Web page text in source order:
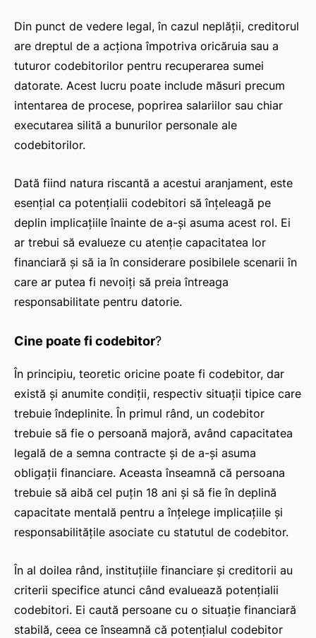
Din punct de vedere legal, în cazul neplății, creditorul
are dreptul de a acționa împotriva oricăruia sau a
tuturor codebitorilor pentru recuperarea sumei
datorate. Acest lucru poate include măsuri precum
intentarea de procese, poprirea salariilor sau chiar
executarea silită a bunurilor personale ale
codebitorilor.
Dată fiind natura riscantă a acestui aranjament, este
esențial ca potențialii codebitori să înțeleagă pe
deplin implicațiile înainte de a-și asuma acest rol. Ei
ar trebui să evalueze cu atenție capacitatea lor
financiară și să ia în considerare posibilele scenarii în
care ar putea fi nevoiți să preia întreaga
responsabilitate pentru datorie.
Cine poate fi codebitor?
În principiu, teoretic oricine poate fi codebitor, dar
există și anumite condiții, respectiv situații tipice care
trebuie îndeplinite. În primul rând, un codebitor
trebuie să fie o persoană majoră, având capacitatea
legală de a semna contracte și de a-și asuma
obligații financiare. Aceasta înseamnă că persoana
trebuie să aibă cel puțin 18 ani și să fie în deplină
capacitate mentală pentru a înțelege implicațiile și
responsabilitățile asociate cu statutul de codebitor.
În al doilea rând, instituțiile financiare și creditorii au
criterii specifice atunci când evaluează potențialii
codebitori. Ei caută persoane cu o situație financiară
stabilă, ceea ce înseamnă că potențialul codebitor